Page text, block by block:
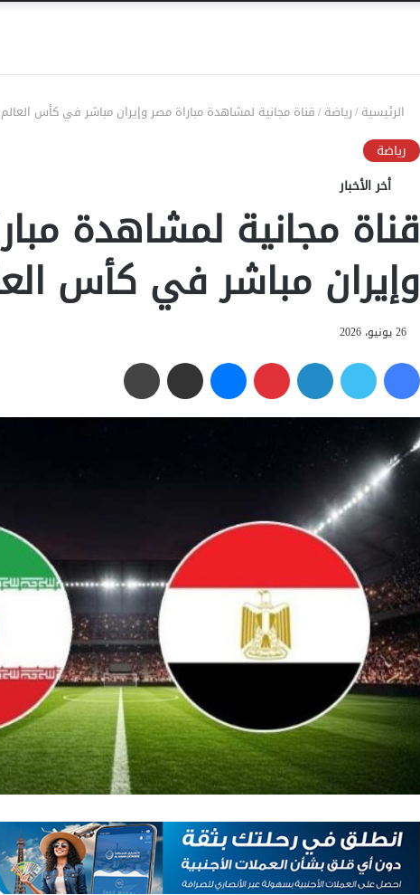
الرئيسية/رياضة/قناة مجانية لمشاهدة مباراة مصر وإيران مباشر في كأس العالم 2026
رياضة
أخر الأخبار
قناة مجانية لمشاهدة
وإيران مباشر في كأس العالم
26 يونيو، 2026
فيسبوك تويتر لينكدإن بينتيريست ماسنجر مشاركة عبر البريد